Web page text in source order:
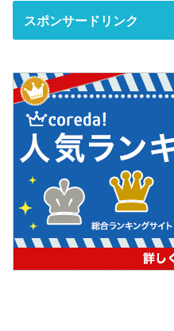
スポンサードリンク